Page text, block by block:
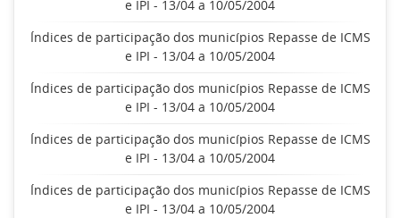
e IPI - 13/04 a 10/05/2004
Índices de participação dos municípios Repasse de ICMS
e IPI - 13/04 a 10/05/2004
Índices de participação dos municípios Repasse de ICMS
e IPI - 13/04 a 10/05/2004
Índices de participação dos municípios Repasse de ICMS
e IPI - 13/04 a 10/05/2004
Índices de participação dos municípios Repasse de ICMS
e IPI - 13/04 a 10/05/2004